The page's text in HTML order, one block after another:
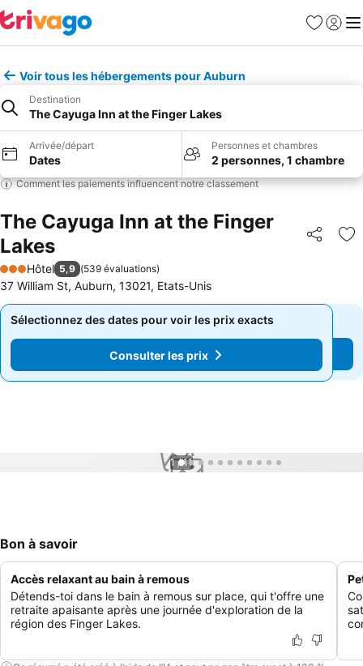
Favoris
Se
Voir tous les hébergements pour Auburn
Destination
The Cayuga Inn at the Finger Lakes
Arrivée/départ
Dates
Personnes et chambres
2 personnes, 1 chambre
Comment les paiements influencent notre classement
The Cayuga Inn at the Finger
Lakes
Partager
3 Étoiles
Hôtel 5,9 (539 évaluations)
37 William St, Auburn, 13021, Etats-Unis
Sélectionnez des dates pour voir les prix exacts
Consulter les prix
Sélectionnez des dates pour voir les prix exacts
Consulter les prix
1 / 11
Bon à savoir
Accès relaxant au bain à remous
Détends-toi dans le bain à remous sur place, qui t'offre une
retraite apaisante après une journée d'exploration de la
région des Finger Lakes.